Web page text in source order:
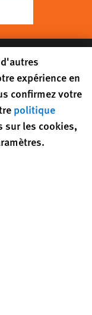
sur les
expérience en
confirmez votre
politique
sur les cookies,